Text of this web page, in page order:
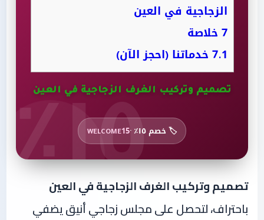
١٥٪
الزجاجية في العين
7 خلاصة
7.1 خدماتنا (احجز الآن)
تصميم وتركيب الغرف الزجاجية في العين
🏷️ خصم ١٥٪ · WELCOME15
تصميم وتركيب الغرف الزجاجية في العين
باحتراف، لتحصل على مجلس زجاجي أنيق يضفي